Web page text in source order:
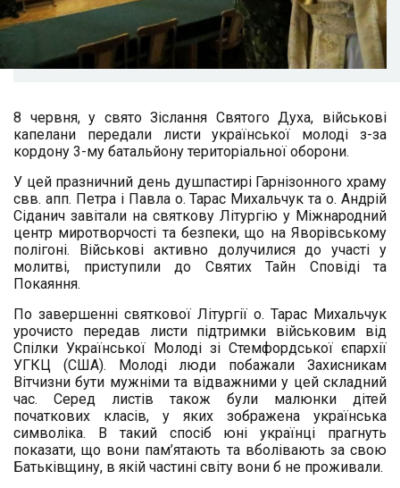
8 червня, у свято Зіслання Святого Духа, військові
капелани передали листи української молоді з-за
кордону 3-му батальйону територіальної оборони.
У цей празничний день душпастирі Гарнізонного храму
свв. апп. Петра і Павла о. Тарас Михальчук та о. Андрій
Сіданич завітали на святкову Літургію у Міжнародний
центр миротворчості та безпеки, що на Яворівському
полігоні. Військові активно долучилися до участі у
молитві, приступили до Святих Тайн Сповіді та
Покаяння.
По завершенні святкової Літургії о. Тарас Михальчук
урочисто передав листи підтримки військовим від
Спілки Української Молоді зі Стемфордської єпархії
УГКЦ (США). Молоді люди побажали Захисникам
Вітчизни бути мужніми та відважними у цей складний
час. Серед листів також були малюнки дітей
початкових класів, у яких зображена українська
символіка. В такий спосіб юні українці прагнуть
показати, що вони пам’ятають та вболівають за свою
Батьківщину, в якій частині світу вони б не проживали.